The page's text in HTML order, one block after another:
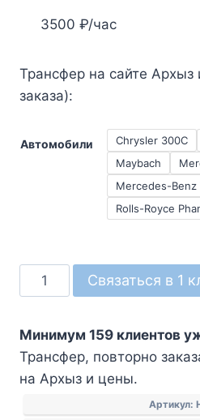
3500 ₽/час
Трансфер на сайте
заказа):
Автомобили Chrysler 300C
Maybach
Mercedes-Benz
Rolls-Royce
Количество
товара
Связаться в 1
Минимум 159 клиентов
Трансфер, повторно
на Архыз и цены.
Артикул: